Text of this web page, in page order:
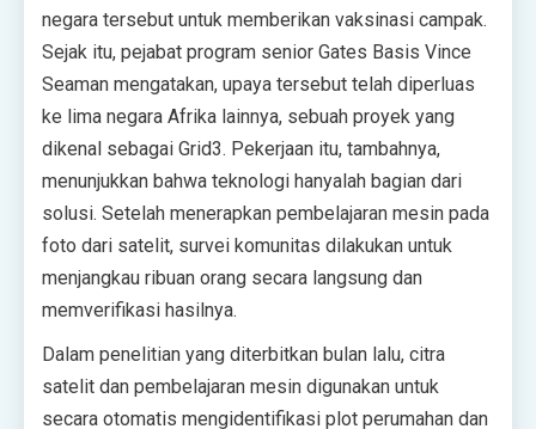
negara tersebut untuk memberikan vaksinasi campak.
Sejak itu, pejabat program senior Gates Basis Vince
Seaman mengatakan, upaya tersebut telah diperluas
ke lima negara Afrika lainnya, sebuah proyek yang
dikenal sebagai Grid3. Pekerjaan itu, tambahnya,
menunjukkan bahwa teknologi hanyalah bagian dari
solusi. Setelah menerapkan pembelajaran mesin pada
foto dari satelit, survei komunitas dilakukan untuk
menjangkau ribuan orang secara langsung dan
memverifikasi hasilnya.
Dalam penelitian yang diterbitkan bulan lalu, citra
satelit dan pembelajaran mesin digunakan untuk
secara otomatis mengidentifikasi plot perumahan dan